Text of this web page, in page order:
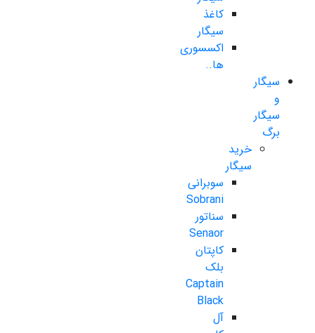
کاغذ
سیگار
اکسسوری
ها..
سیگار
و
سیگار
برگ
خرید
سیگار
سوبرانی
Sobrani
سناتور
Senaor
کاپتان
بلک
Captain
Black
آل